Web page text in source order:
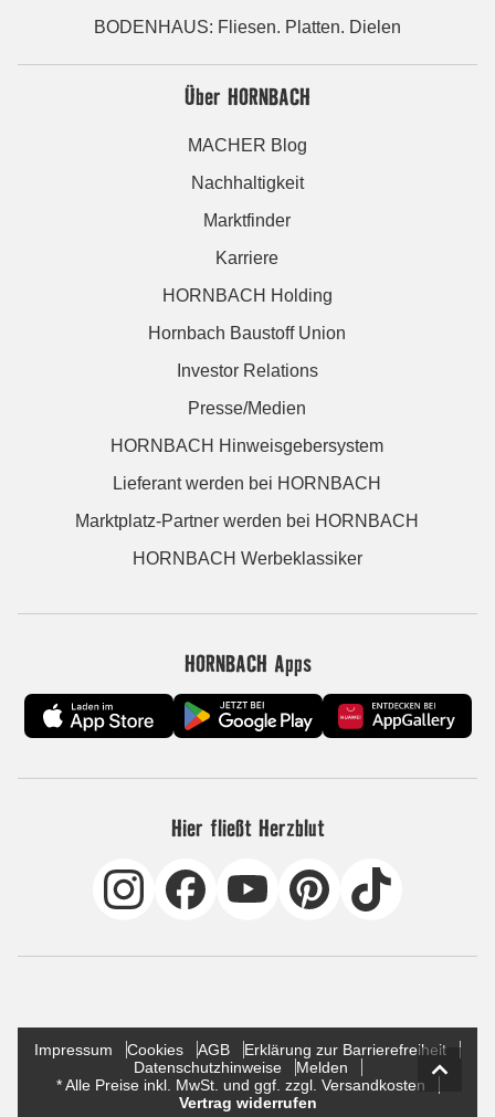
BODENHAUS: Fliesen. Platten. Dielen
Über HORNBACH
MACHER Blog
Nachhaltigkeit
Marktfinder
Karriere
HORNBACH Holding
Hornbach Baustoff Union
Investor Relations
Presse/Medien
HORNBACH Hinweisgebersystem
Lieferant werden bei HORNBACH
Marktplatz-Partner werden bei HORNBACH
HORNBACH Werbeklassiker
HORNBACH Apps
Hier fließt Herzblut
Impressum Cookies AGB
Erklärung zur Barrierefreiheit
Datenschutzhinweise
Melden
* Alle Preise inkl. MwSt. und ggf. zzgl. Versandkosten
Vertrag widerrufen